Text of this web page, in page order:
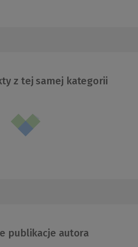
z tej samej kategorii
publikacje autora